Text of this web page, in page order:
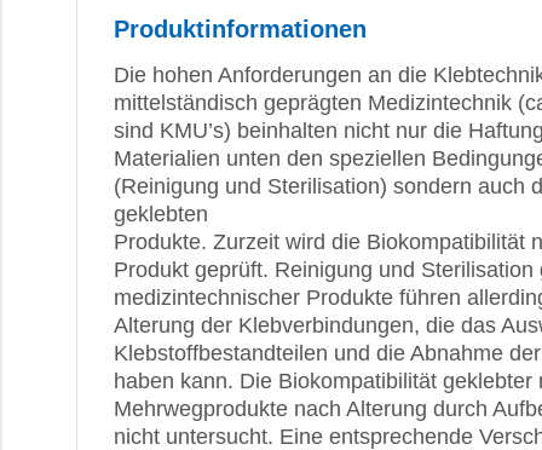
Produktinformationen
Die hohen Anforderungen an die
mittelständisch geprägten Medizintechnik
sind KMU’s) beinhalten nicht nur die
Materialien unten den speziellen
(Reinigung und Sterilisation) sondern auch
geklebten
Produkte. Zurzeit wird die Biokompatibilität
Produkt geprüft. Reinigung und Sterilisation
medizintechnischer Produkte führen
Alterung der Klebverbindungen, die das
Klebstoffbestandteilen und die Abnahme
haben kann. Die Biokompatibilität geklebter
Mehrwegprodukte nach Alterung durch
nicht untersucht. Eine entsprechende